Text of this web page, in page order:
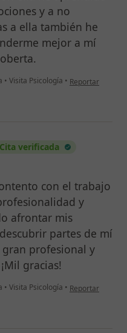
y a no
a ella también he
mejor a mí
• Visita Psicología • en opinión del
Reportar
Cita verificada
con el trabajo
y
afrontar mis
partes de mí
gran profesional y
gracias!
• Visita Psicología • en opinión del
Reportar